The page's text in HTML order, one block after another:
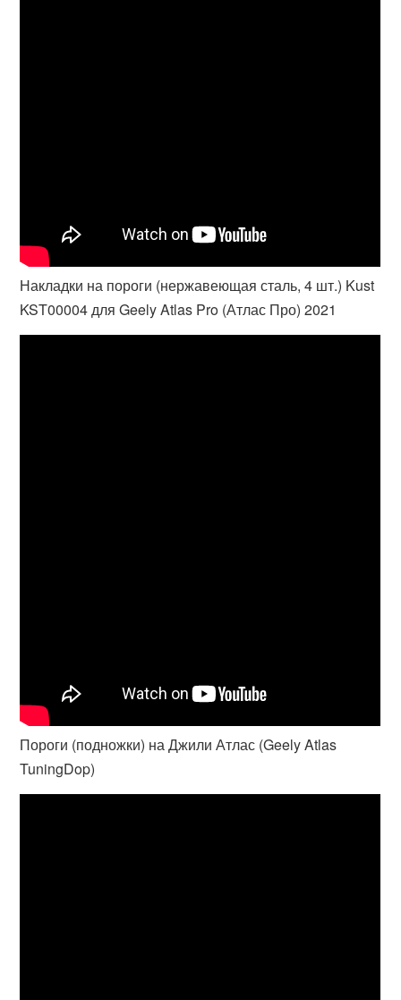
Накладки на пороги (нержавеющая сталь, 4 шт.) Kust
KST00004 для Geely Atlas Pro (Атлас Про) 2021
Пороги (подножки) на Джили Атлас (Geely Atlas
TuningDop)